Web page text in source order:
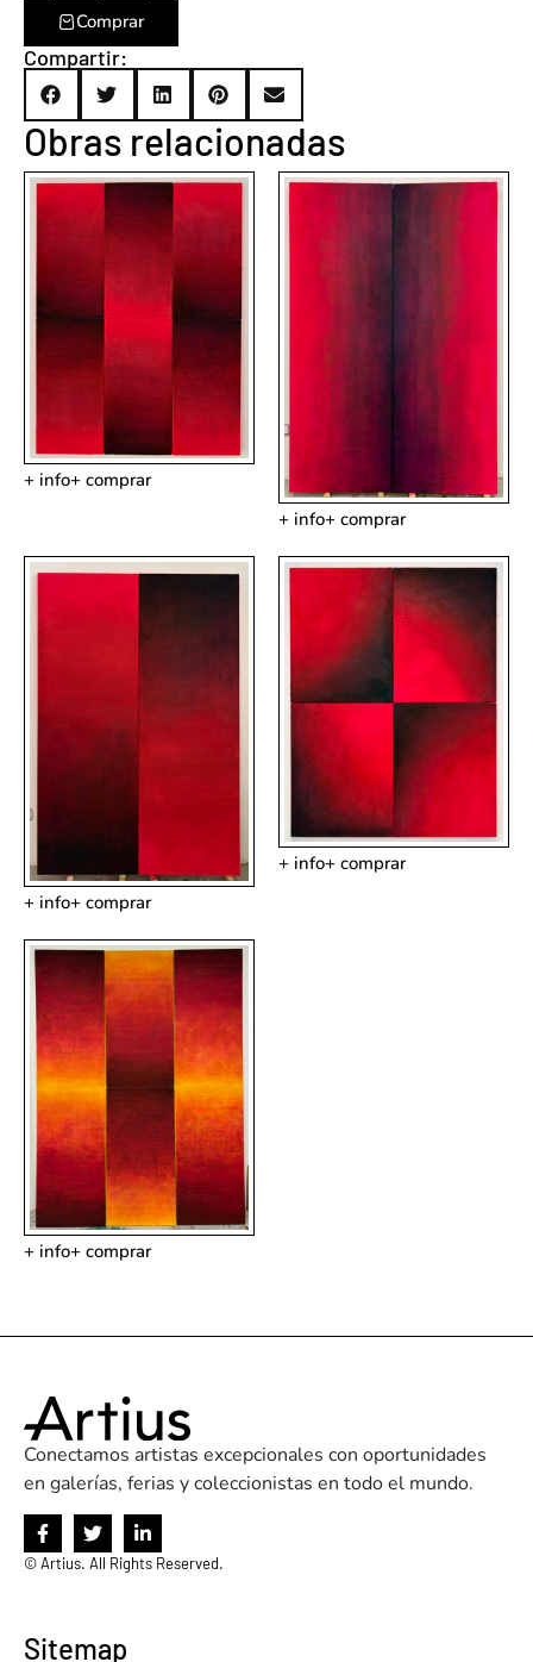
Comprar
Compartir:
Obras relacionadas
+ info+ comprar
+ info+ comprar
+ info+ comprar
+ info+ comprar
+ info+ comprar
Conectamos artistas excepcionales con oportunidades
en galerías, ferias y coleccionistas en todo el mundo.
©Artius. All Rights Reserved.
Sitemap